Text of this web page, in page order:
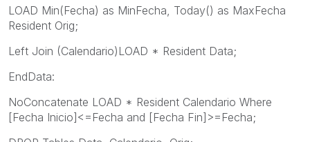
LOAD Min(Fecha) as MinFecha, Today() as MaxFecha
Resident Orig;
Left Join (Calendario)LOAD * Resident Data;
EndData:
NoConcatenate LOAD * Resident Calendario Where
[Fecha Inicio]<=Fecha and [Fecha Fin]>=Fecha;